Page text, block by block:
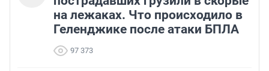
на лежаках. Что происходило в
Геленджике после атаки БПЛА
97 373